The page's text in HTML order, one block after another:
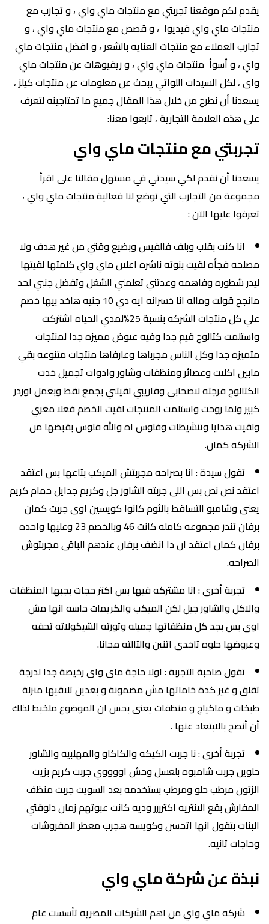
يقدم لكم موقعنا تجربتي مع منتجات ماي واي ، و تجارب مع
منتجات ماي واي فيديوا ، و قصص مع منتجات ماي واي ، و
تجارب العملاء مع منتجات العنايه بالشعر ، و افضل منتجات ماي
واي ، و أسوأ منتجات ماي واي ، و ريفيوهات عن منتجات ماي
واى ، لكل السيدات اللواتي يبحث عن معلومات عن منتجات كيلز ،
يسعدنا أن نطرح من خلال هذا المقال جميع ما تحتاجينه لتعرف
على هذه العلامة التجارية ، تابعوا معنا:
تجربتي مع منتجات ماي واي
يسعدنا أن نقدم لكي سيدتي في مستهل مقالنا على اقرأ
مجموعة من التجارب التي توضع لنا فعالية منتجات ماي واي ،
تعرفوا عليها الآن :
انا كنت بقلب وبلف فالفيس وبضيع وقتي من غير هدف ولا
مصلحه فجأه لقيت بنوته ناشره اعلان ماي واي كلمتها لقيتها
ليدر شطوره وفاهمه وعدتني تعلمني الشغل وتفضل جنبي لحد
مانجح قولت وماله انا خسرانه ايه دي 10 جنيه هاخد بيها خصم
علي كل منتجات الشركه بنسبة 25%لمدي الحياه اشتركت
واستلمت كتالوج قيم جدا وفيه عىوض مميزه جدا لمنتجات
متميزه جدا وكل الناس مجرباها وعارفاها منتجات متنوعه بقي
مابين اكلات وعصائر ومنظفات وشاور وادوات تجميل خدت
الكتالوج فرجته لاصحابي وقاريبي لقيتني بجمع نقط وبعمل اوردر
كبير ولما روحت واستلمت المنتجات لقيت الخصم فعلا مغري
ولقيت هدايا وتنشيطات وفلوس اه والله فلوس بقبضها من
الشركه كمان.
تقول سيدة : انا بصراحه مجربتش الميكب بتاعها بس اعتقد
اعتقد نص نص بس اللى جربته الشاور جل وكريم جدايل حمام كريم
يعنى وشامبو التساقط بالثوم كانوا كويسين اوى جربت كمان
برفان تندر مجموعه كامله كانت 46 وبالخصم 23 وعليها واحده
برفان كمان اعتقد ان دا انضف برفان عندهم الباقى مجربتوش
الصراحه.
تجربة أخرى : انا مشتركه فيها بس اكتر حجات بجبها المنظفات
والاكل والشاور جيل لكن الميكب والكريمات حاسه انها مش
اوى بس بجد كل منظفاتها جميله وتورته الشيكولاته تحفه
وعروضها حلوه تاخدى اتنين والتالته مجانا.
تقول صاحبة التجربة : اولا حاجة ماى واى رخيصة جدا لدرجة
تقلق و غير كدة خاماتها مش مضمونة و بعدين تلاقيها منزلة
طبخات و ماكياج و منظفات يعنى بحس ان الموضوع ملخبط لذلك
أن أنصح بالابتعاد عنها .
تجربة أخرى : نا جربت الكيكه والكاكاو والمهلبيه والشاور
حلوين جربت شامبوه بلعسل وحش اووووي جربت كريم بزيت
الزتون مرطب حلو ومرطب بستخدمه بعد السويت جربت منظف
المفارش بقع الانتريه اكترررر وديه كانت عبوتهم زمان دلوقتي
البنات بتقول انها اتحسن وكويسه هجرب معطر المفروشات
وحاجات تانيه.
نبذة عن شركة ماي واي
شركه ماي واي من اهم الشركات المصريه تأسست عام